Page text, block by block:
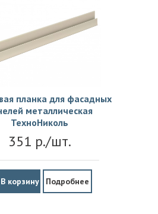
планка для фасадных
металлическая
ТехноНиколь
351 р./шт.
В корзину Подробнее